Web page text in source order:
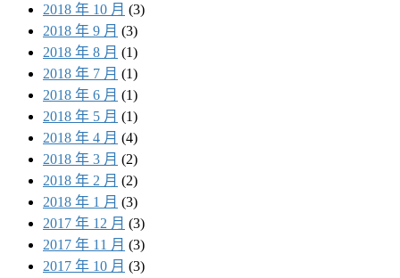
2018 年 10 月 (3)
2018 年 9 月 (3)
2018 年 8 月 (1)
2018 年 7 月 (1)
2018 年 6 月 (1)
2018 年 5 月 (1)
2018 年 4 月 (4)
2018 年 3 月 (2)
2018 年 2 月 (2)
2018 年 1 月 (3)
2017 年 12 月 (3)
2017 年 11 月 (3)
2017 年 10 月 (3)